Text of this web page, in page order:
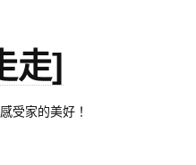
走]
受家的美好！